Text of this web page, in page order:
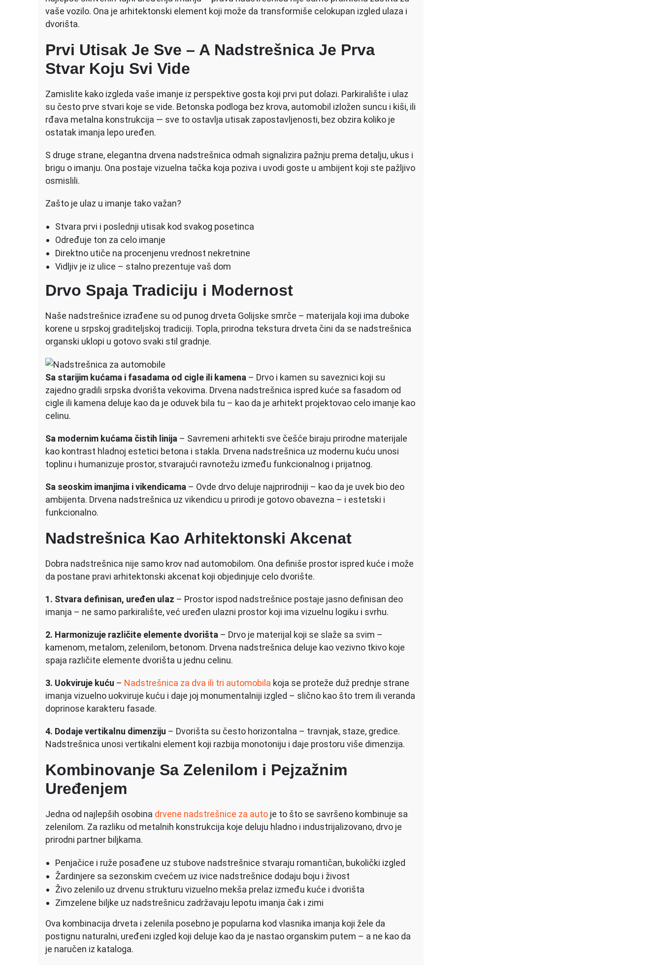
Može
Izgled
Celog
vaše vozilo. Ona je arhitektonski element koji može da transformiše celokupan izgled ulaza i
dvorišta.
Prvi Utisak Je Sve – A Nadstrešnica Je Prva
Stvar Koju Svi Vide
Zamislite kako izgleda vaše imanje iz perspektive gosta koji prvi put dolazi. Parkiralište i ulaz
su često prve stvari koje se vide. Betonska podloga bez krova, automobil izložen suncu i kiši, ili
rđava metalna konstrukcija — sve to ostavlja utisak zapostavljenosti, bez obzira koliko je
ostatak imanja lepo uređen.
S druge strane, elegantna drvena nadstrešnica odmah signalizira pažnju prema detalju, ukus i
brigu o imanju. Ona postaje vizuelna tačka koja poziva i uvodi goste u ambijent koji ste pažljivo
osmislili.
Zašto je ulaz u imanje tako važan?
Stvara prvi i poslednji utisak kod svakog posetinca
Određuje ton za celo imanje
Direktno utiče na procenjenu vrednost nekretnine
Vidljiv je iz ulice – stalno prezentuje vaš dom
Drvo Spaja Tradiciju i Modernost
Naše nadstrešnice izrađene su od punog drveta Golijske smrče – materijala koji ima duboke
korene u srpskoj graditeljskoj tradiciji. Topla, prirodna tekstura drveta čini da se nadstrešnica
organski uklopi u gotovo svaki stil gradnje.
Sa starijim kućama i fasadama od cigle ili kamena – Drvo i kamen su saveznici koji su
zajedno gradili srpska dvorišta vekovima. Drvena nadstrešnica ispred kuće sa fasadom od
cigle ili kamena deluje kao da je oduvek bila tu – kao da je arhitekt projektovao celo imanje kao
celinu.
Sa modernim kućama čistih linija – Savremeni arhitekti sve češće biraju prirodne materijale
kao kontrast hladnoj estetici betona i stakla. Drvena nadstrešnica uz modernu kuću unosi
toplinu i humanizuje prostor, stvarajući ravnotežu između funkcionalnog i prijatnog.
Sa seoskim imanjima i vikendicama – Ovde drvo deluje najprirodniji – kao da je uvek bio deo
ambijenta. Drvena nadstrešnica uz vikendicu u prirodi je gotovo obavezna – i estetski i
funkcionalno.
Nadstrešnica Kao Arhitektonski Akcenat
Dobra nadstrešnica nije samo krov nad automobilom. Ona definiše prostor ispred kuće i može
da postane pravi arhitektonski akcenat koji objedinjuje celo dvorište.
1. Stvara definisan, uređen ulaz – Prostor ispod nadstrešnice postaje jasno definisan deo
imanja – ne samo parkiralište, već uređen ulazni prostor koji ima vizuelnu logiku i svrhu.
2. Harmonizuje različite elemente dvorišta – Drvo je materijal koji se slaže sa svim –
kamenom, metalom, zelenilom, betonom. Drvena nadstrešnica deluje kao vezivno tkivo koje
spaja različite elemente dvorišta u jednu celinu.
3. Uokviruje kuću – Nadstrešnica za dva ili tri automobila koja se proteže duž prednje strane
imanja vizuelno uokviruje kuću i daje joj monumentalniji izgled – slično kao što trem ili veranda
doprinose karakteru fasade.
4. Dodaje vertikalnu dimenziju – Dvorišta su često horizontalna – travnjak, staze, gredice.
Nadstrešnica unosi vertikalni element koji razbija monotoniju i daje prostoru više dimenzija.
Kombinovanje Sa Zelenilom i Pejzažnim
Uređenjem
Jedna od najlepših osobina drvene nadstrešnice za auto je to što se savršeno kombinuje sa
zelenilom. Za razliku od metalnih konstrukcija koje deluju hladno i industrijalizovano, drvo je
prirodni partner biljkama.
Penjačice i ruže posađene uz stubove nadstrešnice stvaraju romantičan, bukolički izgled
Žardinjere sa sezonskim cvećem uz ivice nadstrešnice dodaju boju i živost
Živo zelenilo uz drvenu strukturu vizuelno mekša prelaz između kuće i dvorišta
Zimzelene biljke uz nadstrešnicu zadržavaju lepotu imanja čak i zimi
Ova kombinacija drveta i zelenila posebno je popularna kod vlasnika imanja koji žele da
postignu naturalni, uređeni izgled koji deluje kao da je nastao organskim putem – a ne kao da
je naručen iz kataloga.